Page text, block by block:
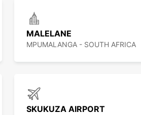
MALELANE
MPUMALANGA - SOUTH AFRICA
SKUKUZA AIRPORT